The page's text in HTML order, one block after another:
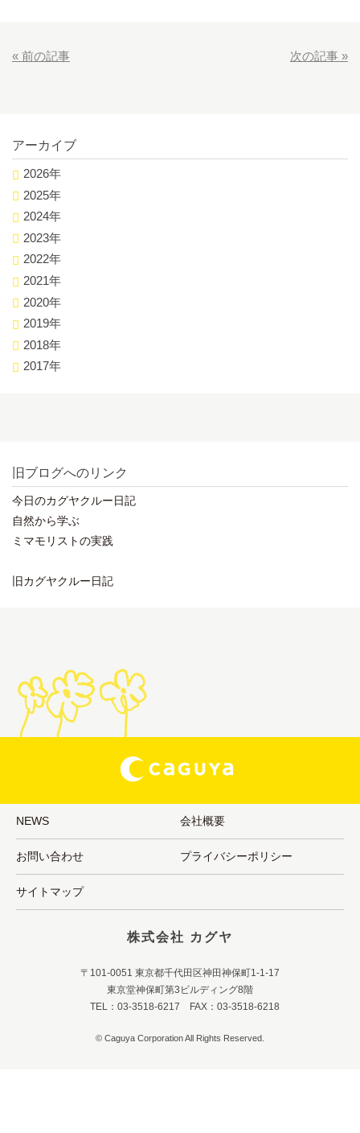
« 前の記事 次の記事 »
アーカイブ
2026年
2025年
2024年
2023年
2022年
2021年
2020年
2019年
2018年
2017年
旧ブログへのリンク
今日のカグヤクルー日記
自然から学ぶ
ミマモリストの実践
旧カグヤクルー日記
NEWS 会社概要
お問い合わせ プライバシーポリシー
サイトマップ
株式会社 カグヤ
〒101-0051 東京都千代田区神田神保町1-1-17
東京堂神保町第3ビルディング8階
TEL：03-3518-6217 FAX：03-3518-6218
© Caguya Corporation All Rights Reserved.